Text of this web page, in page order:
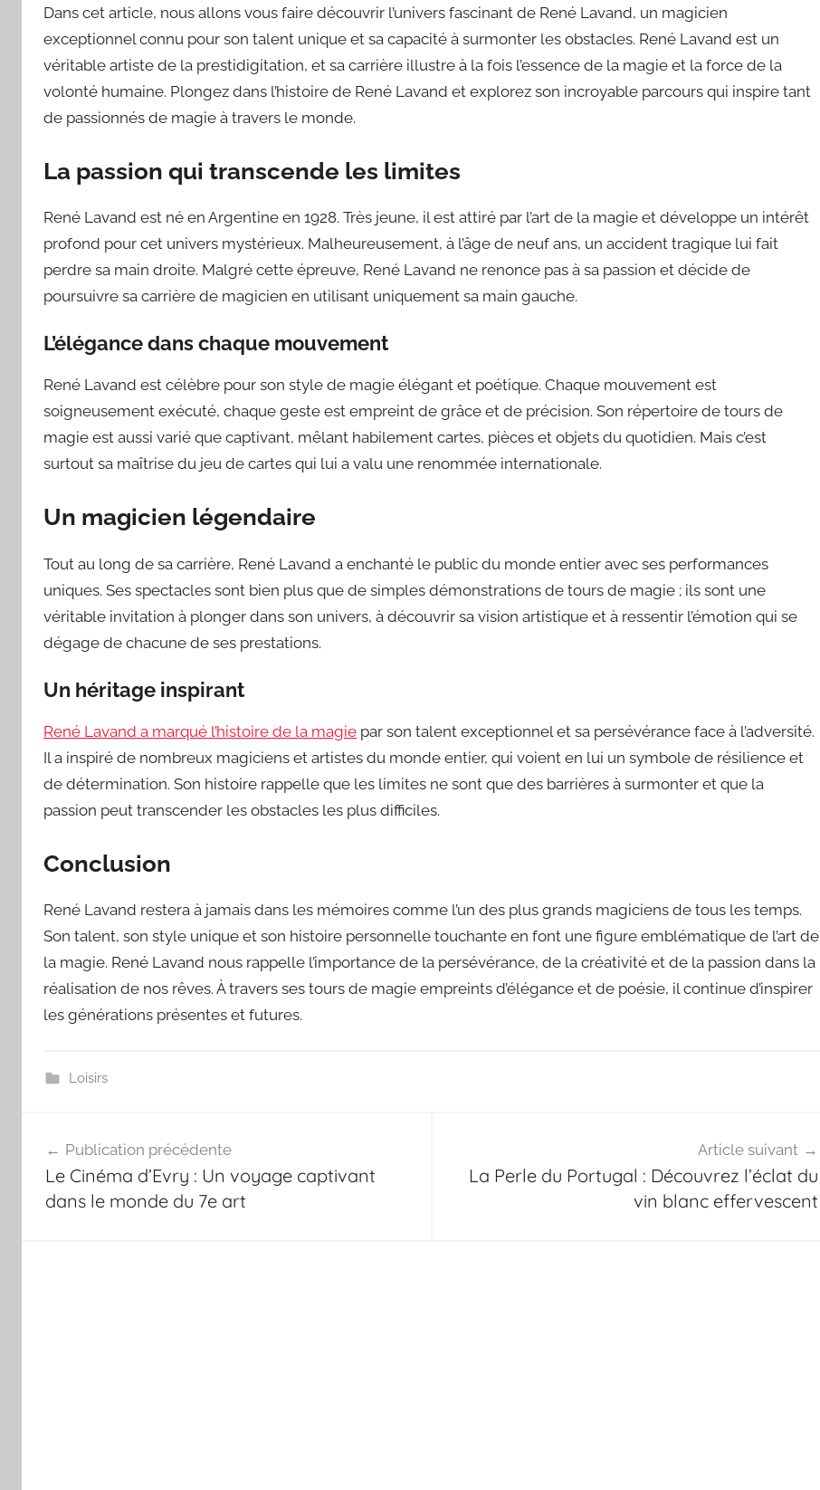
Dans cet article, nous allons vous faire découvrir l’univers fascinant de René Lavand, un magicien
exceptionnel connu pour son talent unique et sa capacité à surmonter les obstacles. René Lavand est un
véritable artiste de la prestidigitation, et sa carrière illustre à la fois l’essence de la magie et la force de la
volonté humaine. Plongez dans l’histoire de René Lavand et explorez son incroyable parcours qui inspire tant
de passionnés de magie à travers le monde.
La passion qui transcende les limites
René Lavand est né en Argentine en 1928. Très jeune, il est attiré par l’art de la magie et développe un intérêt
profond pour cet univers mystérieux. Malheureusement, à l’âge de neuf ans, un accident tragique lui fait
perdre sa main droite. Malgré cette épreuve, René Lavand ne renonce pas à sa passion et décide de
poursuivre sa carrière de magicien en utilisant uniquement sa main gauche.
L’élégance dans chaque mouvement
René Lavand est célèbre pour son style de magie élégant et poétique. Chaque mouvement est
soigneusement exécuté, chaque geste est empreint de grâce et de précision. Son répertoire de tours de
magie est aussi varié que captivant, mêlant habilement cartes, pièces et objets du quotidien. Mais c’est
surtout sa maîtrise du jeu de cartes qui lui a valu une renommée internationale.
Un magicien légendaire
Tout au long de sa carrière, René Lavand a enchanté le public du monde entier avec ses performances
uniques. Ses spectacles sont bien plus que de simples démonstrations de tours de magie ; ils sont une
véritable invitation à plonger dans son univers, à découvrir sa vision artistique et à ressentir l’émotion qui se
dégage de chacune de ses prestations.
Un héritage inspirant
René Lavand a marqué l’histoire de la magie par son talent exceptionnel et sa persévérance face à l’adversité.
Il a inspiré de nombreux magiciens et artistes du monde entier, qui voient en lui un symbole de résilience et
de détermination. Son histoire rappelle que les limites ne sont que des barrières à surmonter et que la
passion peut transcender les obstacles les plus difficiles.
Conclusion
René Lavand restera à jamais dans les mémoires comme l’un des plus grands magiciens de tous les temps.
Son talent, son style unique et son histoire personnelle touchante en font une figure emblématique de l’art de
la magie. René Lavand nous rappelle l’importance de la persévérance, de la créativité et de la passion dans la
réalisation de nos rêves. À travers ses tours de magie empreints d’élégance et de poésie, il continue d’inspirer
les générations présentes et futures.
Loisirs
de
l’article
Publication précédente
Le Cinéma d’Evry : Un voyage captivant
dans le monde du 7e art
Article suivant
La Perle du Portugal : Découvrez l’éclat du
vin blanc effervescent